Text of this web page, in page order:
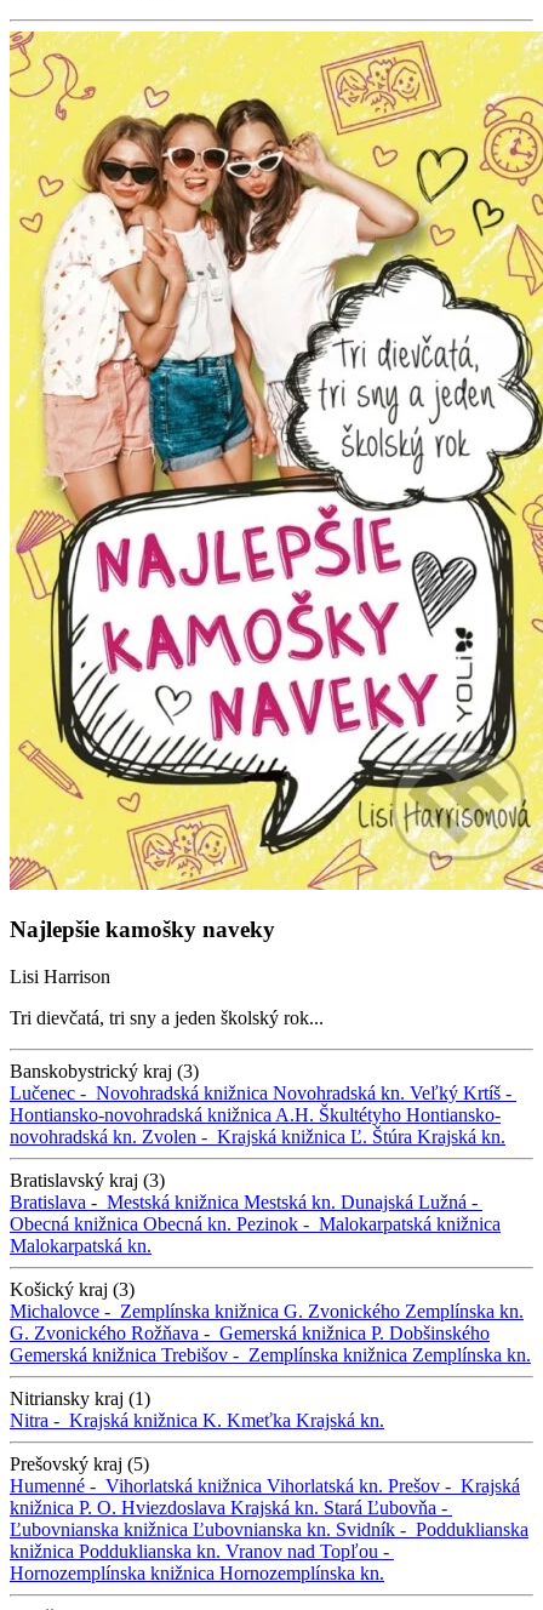
Najlepšie kamošky naveky
Lisi Harrison
Tri dievčatá, tri sny a jeden školský rok...
Banskobystrický kraj (3)
Lučenec - Novohradská knižnica Novohradská kn. Veľký Krtíš -
Hontiansko-novohradská knižnica A.H. Škultétyho Hontiansko-
novohradská kn. Zvolen - Krajská knižnica Ľ. Štúra Krajská kn.
Bratislavský kraj (3)
Bratislava - Mestská knižnica Mestská kn. Dunajská Lužná -
Obecná knižnica Obecná kn. Pezinok - Malokarpatská knižnica
Malokarpatská kn.
Košický kraj (3)
Michalovce - Zemplínska knižnica G. Zvonického Zemplínska kn.
G. Zvonického Rožňava - Gemerská knižnica P. Dobšinského
Gemerská knižnica Trebišov - Zemplínska knižnica Zemplínska kn.
Nitriansky kraj (1)
Nitra - Krajská knižnica K. Kmeťka Krajská kn.
Prešovský kraj (5)
Humenné - Vihorlatská knižnica Vihorlatská kn. Prešov - Krajská
knižnica P. O. Hviezdoslava Krajská kn. Stará Ľubovňa -
Ľubovnianska knižnica Ľubovnianska kn. Svidník - Podduklianska
knižnica Podduklianska kn. Vranov nad Topľou -
Hornozemplínska knižnica Hornozemplínska kn.